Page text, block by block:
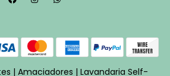
| Amaciadores | Lavandaria Self-